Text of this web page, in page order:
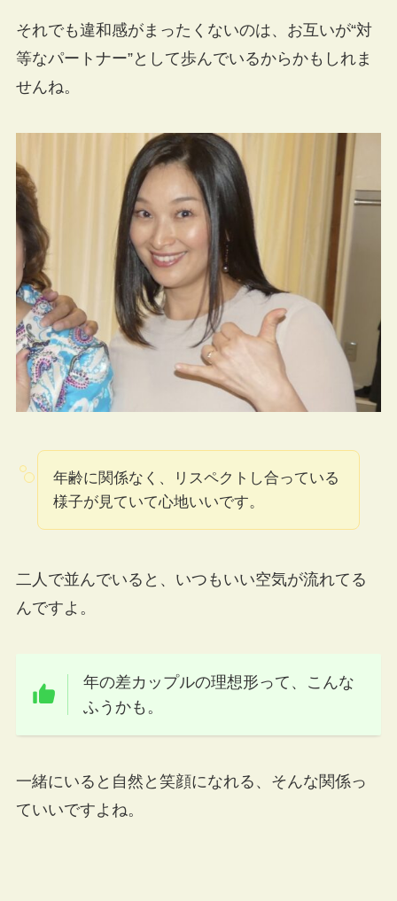
それでも違和感がまったくないのは、お互いが“対
等なパートナー”として歩んでいるからかもしれま
せんね。
年齢に関係なく、リスペクトし合っている
様子が見ていて心地いいです。
二人で並んでいると、いつもいい空気が流れてる
んですよ。
年の差カップルの理想形って、こんな
ふうかも。
一緒にいると自然と笑顔になれる、そんな関係っ
ていいですよね。